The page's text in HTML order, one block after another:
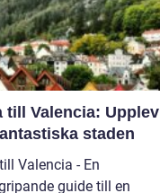
till Valencia: Upplev
staden
Valencia - En
guide till en